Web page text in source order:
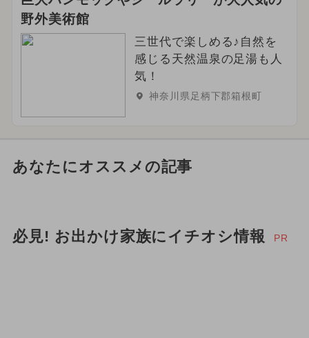
野外美術館
三世代で楽しめる♪自然を
感じる天然温泉の足湯も人
気！
神奈川県足柄下郡箱根町
あなたにオススメの記事
必見! お出かけ家族にイチオシ情報 PR